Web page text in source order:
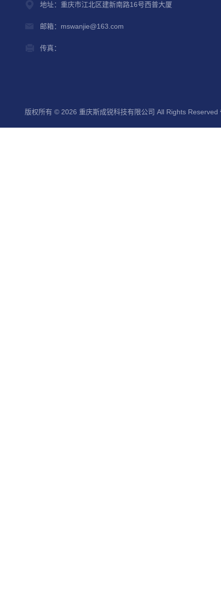
地址：重庆市江北区建新南路16号西普大厦
邮箱：mswanjie@163.com
传真：
版权所有 © 2026 重庆斯成锐科技有限公司 All Rights Reserved